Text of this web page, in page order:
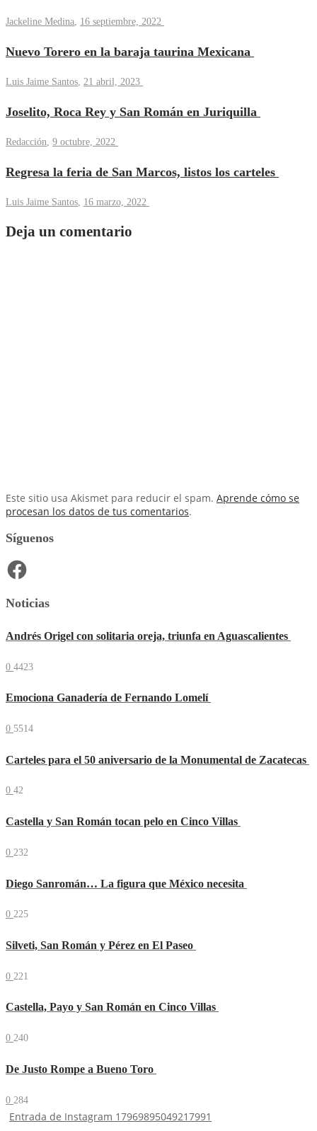
Jackeline Medina, 16 septiembre, 2022
Nuevo Torero en la baraja taurina Mexicana
Luis Jaime Santos, 21 abril, 2023
Joselito, Roca Rey y San Román en Juriquilla
Redacción, 9 octubre, 2022
Regresa la feria de San Marcos, listos los carteles
Luis Jaime Santos, 16 marzo, 2022
Deja un comentario
Este sitio usa Akismet para reducir el spam. Aprende cómo se
procesan los datos de tus comentarios.
Síguenos
Facebook
Noticias
Andrés Origel con solitaria oreja, triunfa en Aguascalientes
0 4423
Emociona Ganadería de Fernando Lomelí
0 5514
Carteles para el 50 aniversario de la Monumental de Zacatecas
0 42
Castella y San Román tocan pelo en Cinco Villas
0 232
Diego Sanromán… La figura que México necesita
0 225
Silveti, San Román y Pérez en El Paseo
0 221
Castella, Payo y San Román en Cinco Villas
0 240
De Justo Rompe a Bueno Toro
0 284
Entrada de Instagram 17969895049217991